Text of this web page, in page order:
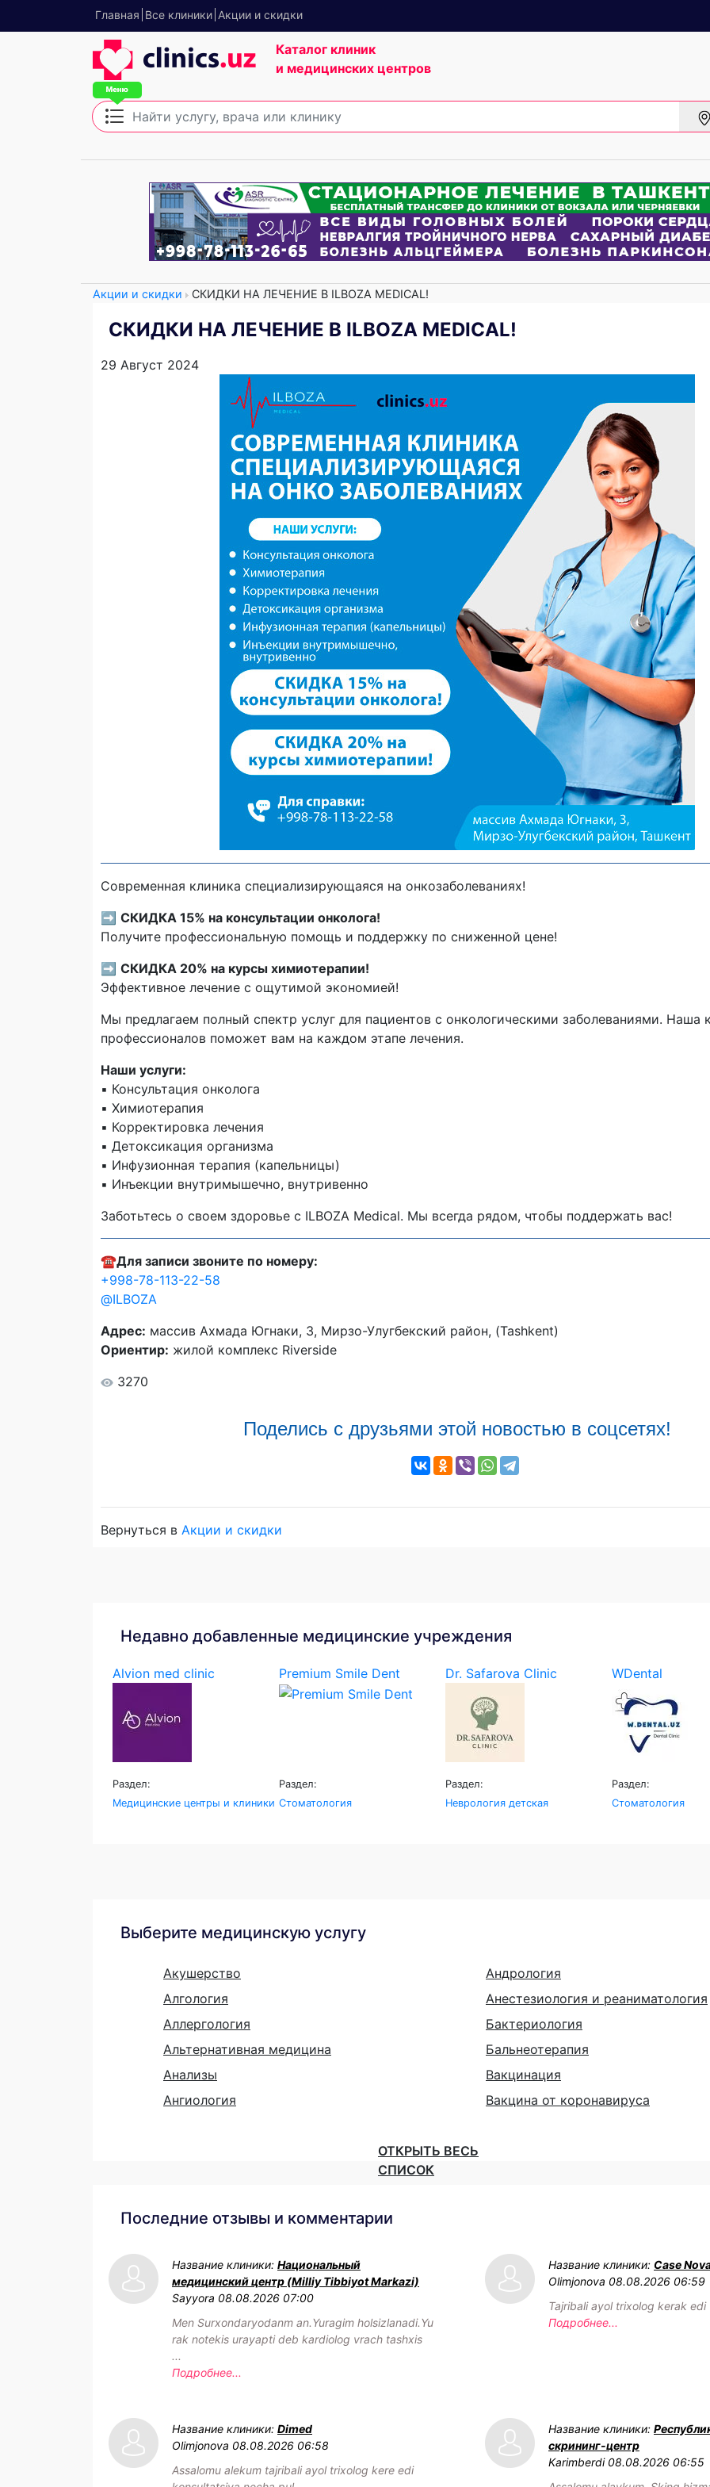
Главная Все клиники Акции и скидки
Каталог клиник
и медицинских центров
Акции и скидки СКИДКИ НА ЛЕЧЕНИЕ В ILBOZA MEDICAL!
СКИДКИ НА ЛЕЧЕНИЕ В ILBOZA MEDICAL!
29 Август 2024
Современная клиника специализирующаяся на онкозаболеваниях!
➡️ СКИДКА 15% на консультации онколога!
Получите профессиональную помощь и поддержку по сниженной цене!
➡️ СКИДКА 20% на курсы химиотерапии!
Эффективное лечение с ощутимой экономией!
Мы предлагаем полный спектр услуг для пациентов с онкологическими заболеваниями. Наша
профессионалов поможет вам на каждом этапе лечения.
Наши услуги:
▪️ Консультация онколога
▪️ Химиотерапия
▪️ Корректировка лечения
▪️ Детоксикация организма
▪️ Инфузионная терапия (капельницы)
▪️ Инъекции внутримышечно, внутривенно
Заботьтесь о своем здоровье с ILBOZA Medical. Мы всегда рядом, чтобы поддержать вас!
☎️Для записи звоните по номеру:
+998-78-113-22-58
@ILBOZA
Адрес: массив Ахмада Югнаки, 3, Мирзо-Улугбекский район, (Tashkent)
Ориентир: жилой комплекс Riverside
3270
Поделись с друзьями этой новостью в соцсетях!
Вернуться в Акции и скидки
Недавно добавленные медицинские учреждения
Alvion med clinic
Раздел:
Медицинские центры и клиники
Premium Smile Dent
Раздел:
Стоматология
Dr. Safarova Clinic
Раздел:
Неврология детская
WDental
Раздел:
Стоматология
Выберите медицинскую услугу
Акушерство
Алгология
Аллергология
Альтернативная медицина
Анализы
Ангиология
Андрология
Анестезиология и реаниматология
Бактериология
Бальнеотерапия
Вакцинация
Вакцина от коронавируса
ОТКРЫТЬ ВЕСЬ
СПИСОК
Последние отзывы и комментарии
Название клиники: Национальный
медицинский центр (Milliy Tibbiyot Markazi)
Sayyora 08.08.2026 07:00
Men Surxondaryodanm an.Yuragim holsizlanadi.Yu
rak notekis urayapti deb kardiolog vrach tashxis
...
Подробнее...
Название клиники: Case
Olimjonova 08.08.2026 06:59
Tajribali ayol trixolog kerak edi
Подробнее...
Название клиники: Dimed
Olimjonova 08.08.2026 06:58
Assalomu alekum tajribali ayol trixolog kere edi
Название клиники:
скрининг-центр
Karimberdi 08.08.2026 06:55